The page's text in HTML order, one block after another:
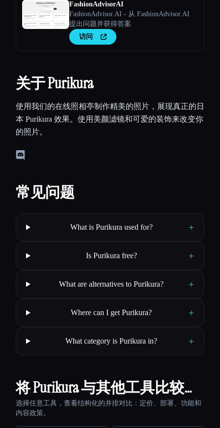
FashionAdvisorAI
FashionAdvisor.AI - 从 FashionAdvisor.AI
提出问题并获得答案
访问
关于 Purikura
使用我们的在线照相亭制作精美的照片，展现真正的日
本 Purikura 效果。使用美颜滤镜和可爱的装饰来改变你
的照片。
常见问题
What is Purikura used for? +
Is Purikura free? +
What are alternatives to Purikura? +
Where can I get Purikura? +
What category is Purikura in? +
将 Purikura 与其他工具比较…
选择任意工具，查看结构化的并排对比：定价、部署、功能和
内容政策。